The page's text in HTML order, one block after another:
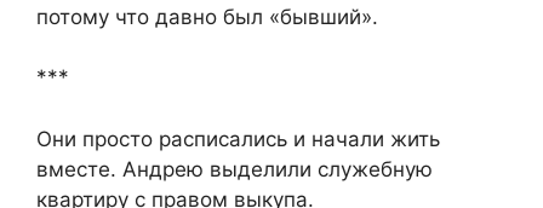
потому что давно был «бывший».
***
Они просто расписались и начали жить
вместе. Андрею выделили служебную
квартиру с правом выкупа.